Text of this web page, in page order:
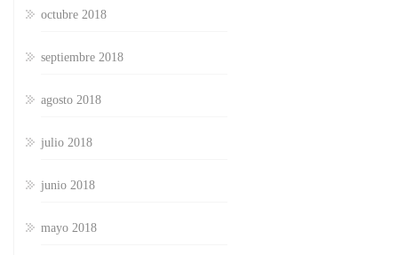
octubre 2018
septiembre 2018
agosto 2018
julio 2018
junio 2018
mayo 2018